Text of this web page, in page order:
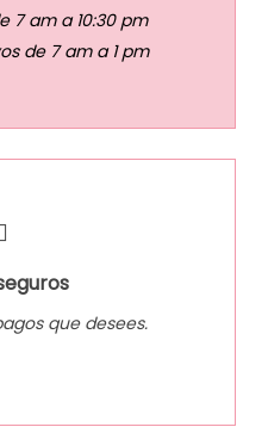
7 am a 10:30 pm
de 7 am a 1 pm
que desees.